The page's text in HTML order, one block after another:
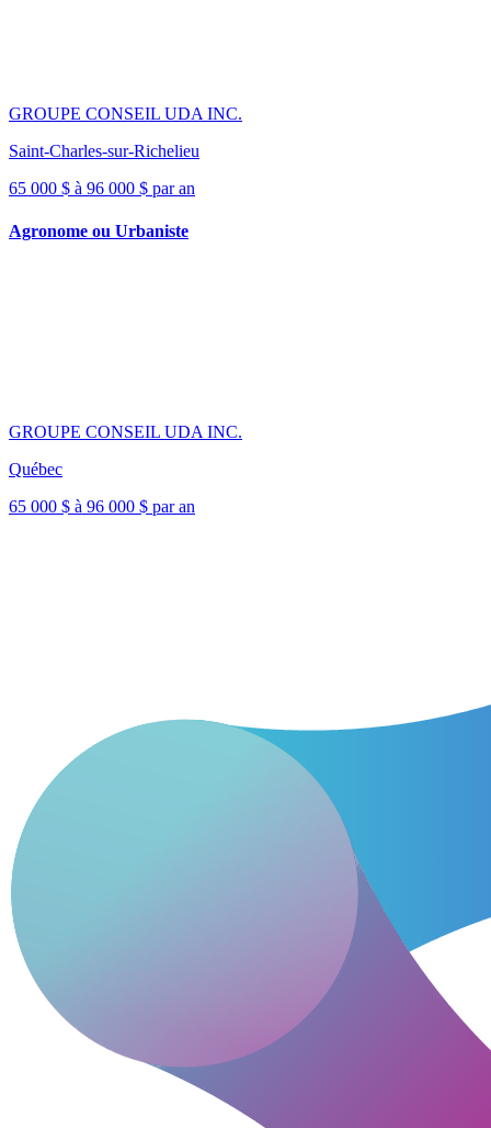
GROUPE CONSEIL UDA INC.
Saint-Charles-sur-Richelieu
65 000 $ à 96 000 $ par an
Agronome ou Urbaniste
GROUPE CONSEIL UDA INC.
Québec
65 000 $ à 96 000 $ par an